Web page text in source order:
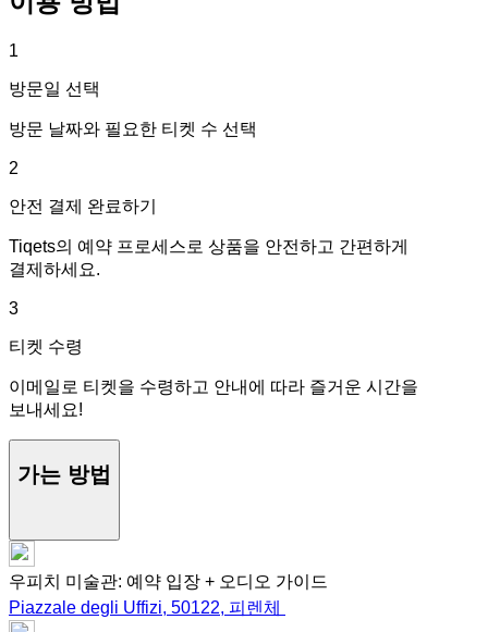
1
방문일 선택
방문 날짜와 필요한 티켓 수 선택
2
안전 결제 완료하기
Tiqets의 예약 프로세스로 상품을 안전하고 간편하게
결제하세요.
3
티켓 수령
이메일로 티켓을 수령하고 안내에 따라 즐거운 시간을
보내세요!
가는 방법
우피치 미술관: 예약 입장 + 오디오 가이드
Piazzale degli Uffizi, 50122, 피렌체